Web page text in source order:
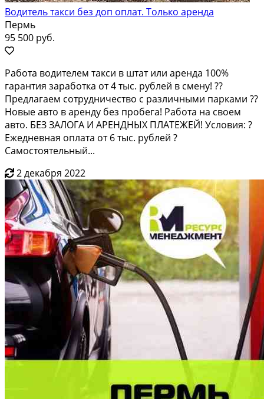
Водитель такси без доп оплат. Только аренда
Пермь
95 500 руб.
Работа водителем такси в штат или аренда 100%
гарантия заработка от 4 тыс. рублей в смену! ??
Предлагаем сотрудничество с различными парками ??
Новые авто в аренду без пробега! Работа на своем
авто. БЕЗ ЗАЛОГА И АРЕНДНЫХ ПЛАТЕЖЕЙ! Условия: ?
Ежедневная оплата от 6 тыс. рублей ?
Самостоятельный...
2 декабря 2022